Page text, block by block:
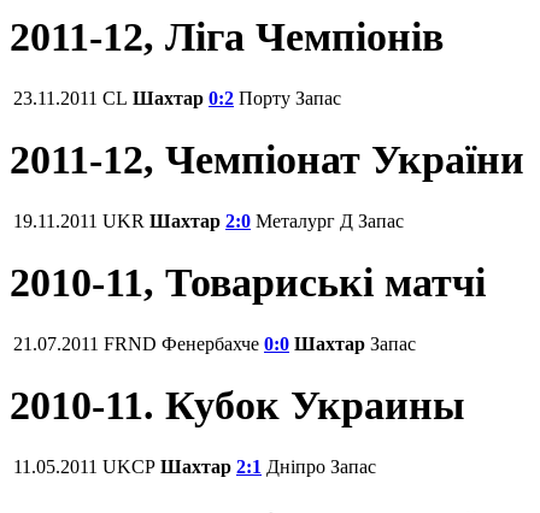
2011-12, Ліга Чемпіонів
23.11.2011 CL Шахтар 0:2 Порту Запас
2011-12, Чемпіонат України
19.11.2011 UKR Шахтар 2:0 Металург Д Запас
2010-11, Товариські матчі
21.07.2011 FRND Фенербахче 0:0 Шахтар Запас
2010-11. Кубок Украины
11.05.2011 UKCP Шахтар 2:1 Дніпро Запас